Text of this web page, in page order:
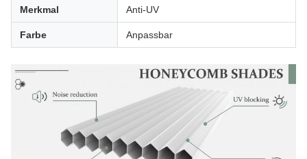
Merkmal Anti-UV
Farbe Anpassbar